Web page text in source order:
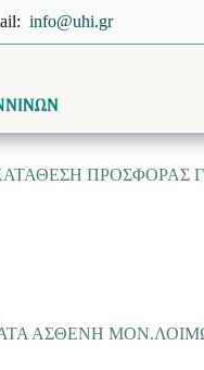
info@uhi.gr
ΠΡΟΣΦΟΡΑΣ
ΑΣΘΕΝΗ